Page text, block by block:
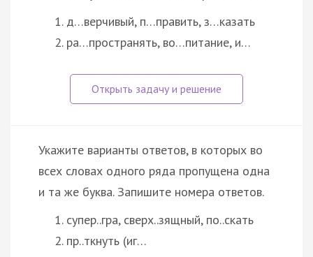
д…верчивый, п…править, з…казать
ра…пространять, во…питание, и…
Укажите варианты ответов, в которых во
всех словах одного ряда пропущена одна
и та же буква. Запишите номера ответов.
супер..гра, сверх..зящный, по..скать
пр..ткнуть (иг…